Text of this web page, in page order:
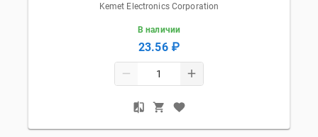
Kemet Electronics Corporation
В наличии
23.56 ₽